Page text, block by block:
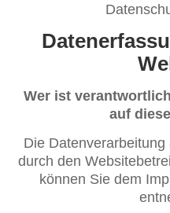
Wer ist
auf
Die
durch den
können Sie dem